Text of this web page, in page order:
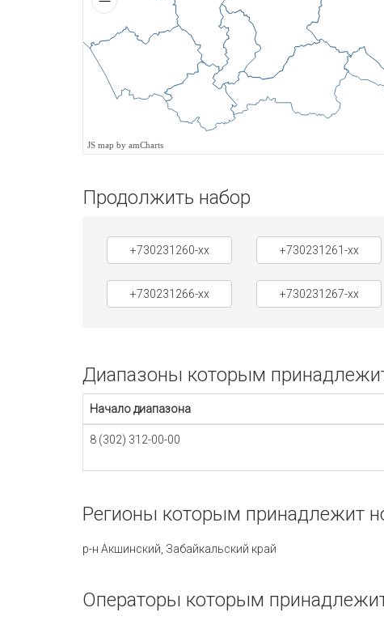
JS map by amCharts
Продолжить набор
+730231260-xx +730231261-xx
+730231266-xx +730231267-xx
Диапазоны которым
Начало диапазона
8 (302) 312-00-00
Регионы которым принадлежит
р-н Акшинский, Забайкальский край
Операторы которым